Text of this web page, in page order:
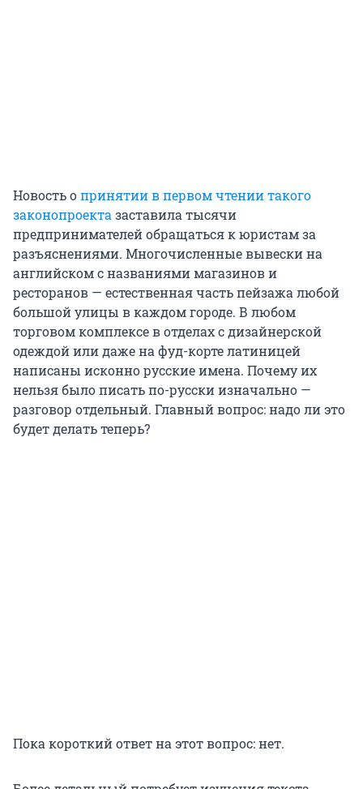
Новость опринятии в первом чтении такого
законопроектазаставила тысячи
предпринимателей обращаться к юристам за
разъяснениями. Многочисленные вывески на
английском с названиями магазинов и
ресторанов — естественная часть пейзажа любой
большой улицы в каждом городе. В любом
торговом комплексе в отделах с дизайнерской
одеждой или даже на фуд-корте латиницей
написаны исконно русские имена. Почему их
нельзя было писать по-русски изначально —
разговор отдельный. Главный вопрос: надо ли это
будет делать теперь?
Пока короткий ответ на этот вопрос: нет.